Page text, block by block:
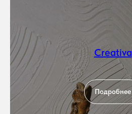
Creativa
Подробнее